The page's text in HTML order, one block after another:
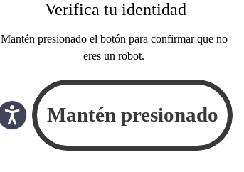
Verifica tu identidad
Mantén presionado el botón para confirmar que no
eres un robot.